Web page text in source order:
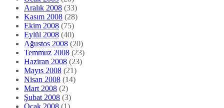
Nisan 2008(14)
Mart 2008(2)
Şubat 2008(3)
Ocak 2008 (1)
Aralık 2007(1)
Ekim 2007(4)
Eylül 2007(12)
Ağustos 2007(8)
Temmuz 2007 (2)
Nisan 2007(1)
Aralık 2006(1)
Kasım 2006(1)